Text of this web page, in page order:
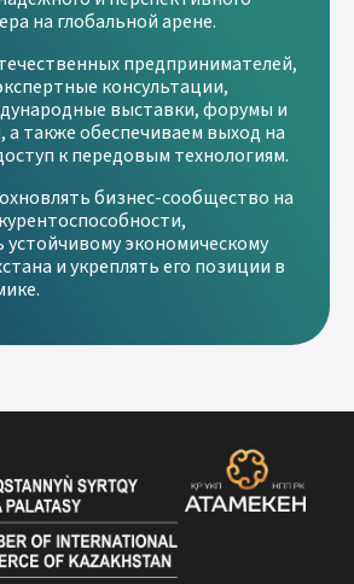
на глобальной арене.
предпринимателей,
консультации,
выставки, форумы и
а также обеспечиваем выход на
к передовым технологиям.
бизнес-сообщество на
устойчивому экономическому
и укреплять его позиции в